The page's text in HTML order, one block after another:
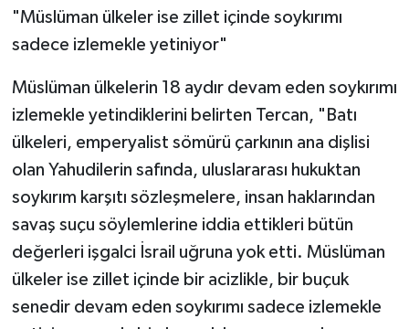
"Müslüman ülkeler ise zillet içinde soykırımı
sadece izlemekle yetiniyor"
Müslüman ülkelerin 18 aydır devam eden soykırımı
izlemekle yetindiklerini belirten Tercan, "Batı
ülkeleri, emperyalist sömürü çarkının ana dişlisi
olan Yahudilerin safında, uluslararası hukuktan
soykırım karşıtı sözleşmelere, insan haklarından
savaş suçu söylemlerine iddia ettikleri bütün
değerleri işgalci İsrail uğruna yok etti. Müslüman
ülkeler ise zillet içinde bir acizlikle, bir buçuk
senedir devam eden soykırımı sadece izlemekle